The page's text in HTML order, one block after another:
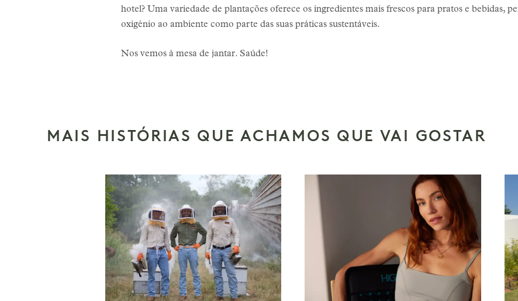
hotel? Uma variedade de plantações oferece os ingredientes mais frescos para pratos e bebidas,
oxigénio ao ambiente como parte das suas práticas sustentáveis.
Nos vemos à mesa de jantar. Saúde!
MAIS HISTÓRIAS QUE ACHAMOS QUE VAI GOSTAR